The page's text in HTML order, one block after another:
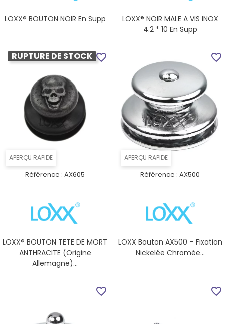
LOXX® BOUTON NOIR En Supp
LOXX® NOIR MALE A VIS INOX
4.2 * 10 En Supp
APERÇU RAPIDE
RUPTURE DE STOCK
Référence : AX605
LOXX® BOUTON TETE DE MORT
ANTHRACITE (origine
Allemagne)...
favorite_border
APERÇU RAPIDE
Référence : AX500
LOXX Bouton AX500 – Fixation
Nickelée Chromée...
favorite_border
favorite_border favorite_border